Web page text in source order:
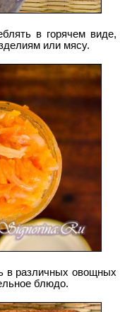
в горячем виде,
или мясу.
в различных овощных
блюдо.